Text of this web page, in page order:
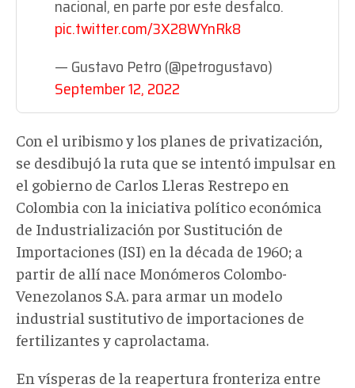
nacional, en parte por este desfalco.
pic.twitter.com/3X28WYnRk8
— Gustavo Petro (@petrogustavo)
September 12, 2022
Con el uribismo y los planes de privatización,
se desdibujó la ruta que se intentó impulsar en
el gobierno de Carlos Lleras Restrepo en
Colombia con la iniciativa político económica
de Industrialización por Sustitución de
Importaciones (ISI) en la década de 1960; a
partir de allí nace Monómeros Colombo-
Venezolanos S.A. para armar un modelo
industrial sustitutivo de importaciones de
fertilizantes y caprolactama.
En vísperas de la reapertura fronteriza entre